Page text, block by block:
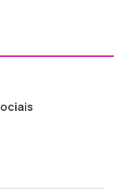
ao